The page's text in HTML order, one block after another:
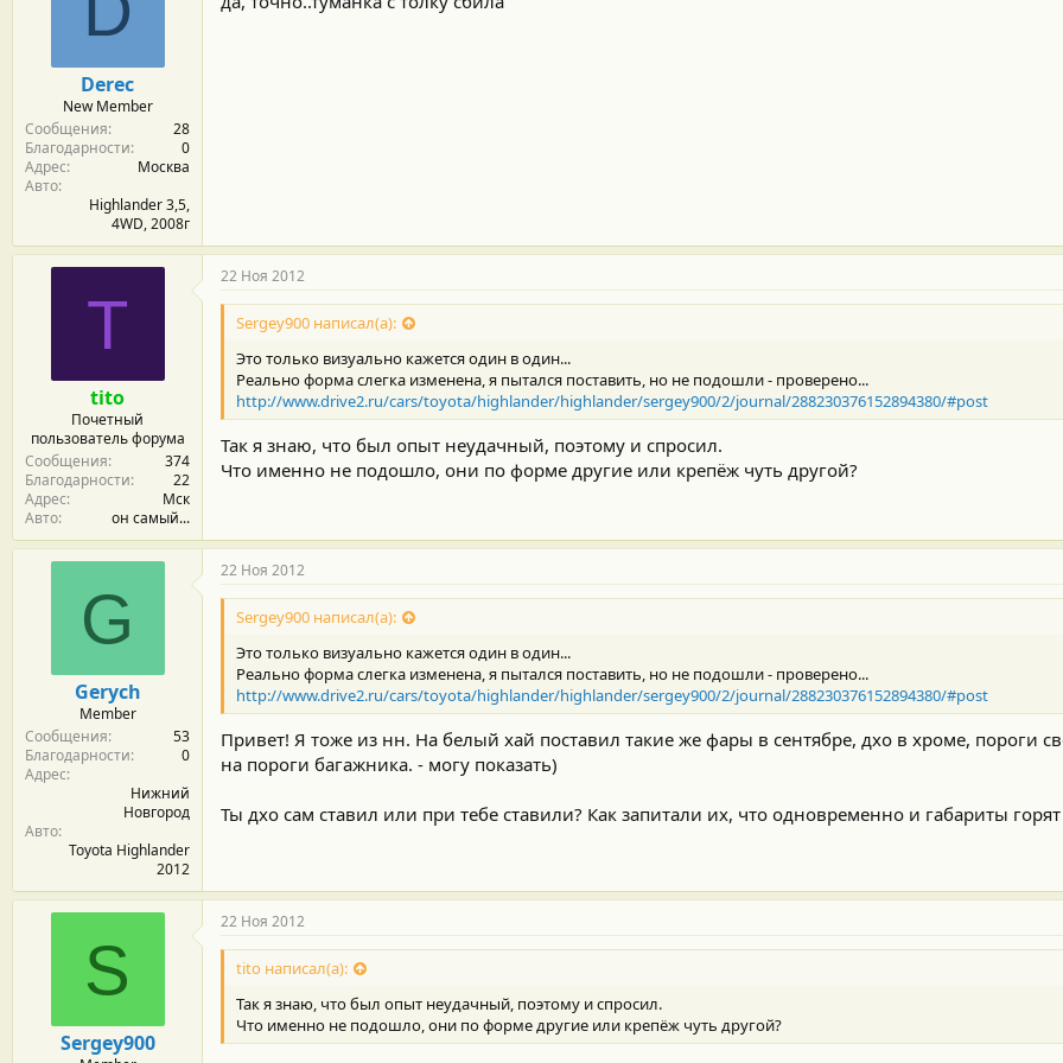
Derec
New Member
Сообщения
28
Благодарности
0
Адрес
Москва
Авто
Highlander 3,5,
4WD, 2008г
T
tito
Почетный
пользователь форума
Сообщения
374
Благодарности
22
Адрес
Мск
Авто
он самый...
22 Ноя 2012
Sergey900 написал(а):
Это только визуально кажется один в один...
Реально форма слегка изменена, я пытался поставить, но не подошли - проверено...
http://www.drive2.ru/cars/toyota/highlander/highlander/sergey900/2/journal/288230376152894380/#post
Так я знаю, что был опыт неудачный, поэтому и спросил.
Что именно не подошло, они по форме другие или крепёж чуть другой?
G
Gerych
Member
Сообщения
53
Благодарности
0
Адрес
Нижний
Новгород
Авто
Toyota Highlander
2012
22 Ноя 2012
Sergey900 написал(а):
Это только визуально кажется один в один...
Реально форма слегка изменена, я пытался поставить, но не подошли - проверено...
http://www.drive2.ru/cars/toyota/highlander/highlander/sergey900/2/journal/288230376152894380/#post
Привет! Я тоже из нн. На белый хай поставил такие же фары в сентябре, дхо в хроме, пороги
на пороги багажника. - могу показать)
Ты дхо сам ставил или при тебе ставили? Как запитали их, что одновременно и габариты
S
Sergey900
22 Ноя 2012
tito написал(а):
Так я знаю, что был опыт неудачный, поэтому и спросил.
Что именно не подошло, они по форме другие или крепёж чуть другой?